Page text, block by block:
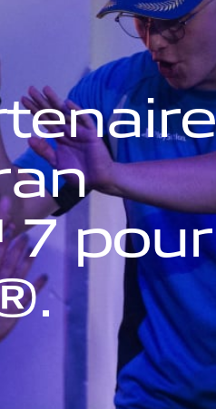
tenaire
an
7 pour
.